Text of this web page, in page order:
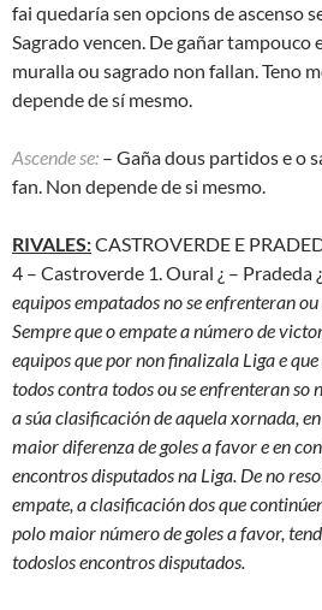
fai quedaría sen opcions de ascenso
Sagrado vencen. De gañar tampouco
muralla ou sagrado non fallan. Teno
depende de sí mesmo.
Ascende se: – Gaña dous partidos e o
fan. Non depende de si mesmo.
RIVALES:CASTROVERDE E
4 – Castroverde 1. Oural ¿ – Pradeda ¿
equipos empatados no se enfrenteran
Sempre que o empate a número de
equipos que por non finalizala Liga e
todos contra todos ou se enfrenteran so
a súa clasificación de aquela xornada,
maior diferenza de goles a favor e en
encontros disputados na Liga. De no
empate, a clasificación dos que
polo maior número de goles a favor,
todoslos encontros disputados.